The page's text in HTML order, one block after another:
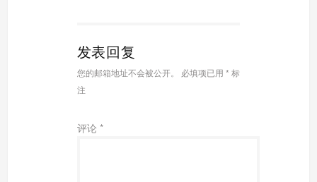
发表回复
您的邮箱地址不会被公开。 必填项已用 * 标
注
评论 *